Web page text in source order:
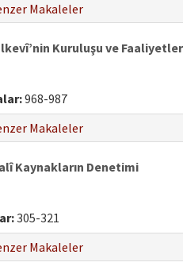
Makaleler
Kuruluşu ve
968-987
Makaleler
Kaynakların Denetimi
305-321
Makaleler